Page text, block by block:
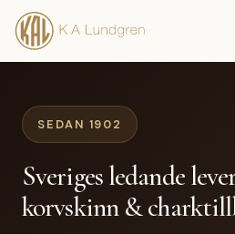
SEDAN 1902
Sveriges ledande
korvskinn &